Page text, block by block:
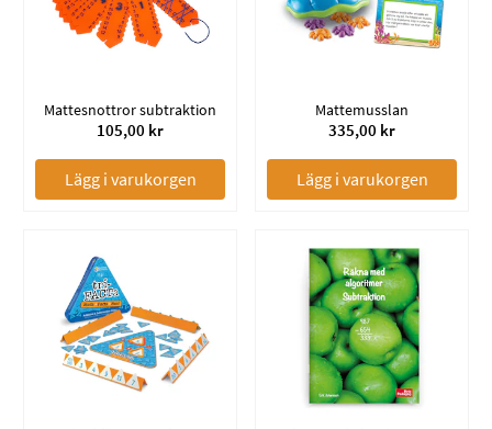
Mattesnottror subtraktion
105,00 kr
Lägg i varukorgen
Mattemusslan
335,00 kr
Lägg i varukorgen